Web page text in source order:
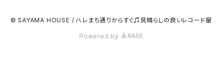
© SAYAMA HOUSE / ハレまち通りからすぐ♫見晴らしの良いレコード屋
Powered by